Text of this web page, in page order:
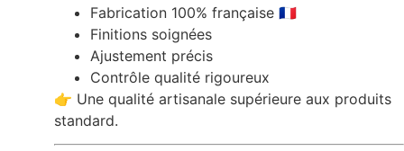
Fabrication 100% française 🇫🇷
Finitions soignées
Ajustement précis
Contrôle qualité rigoureux
👉 Une qualité artisanale supérieure aux produits
standard.